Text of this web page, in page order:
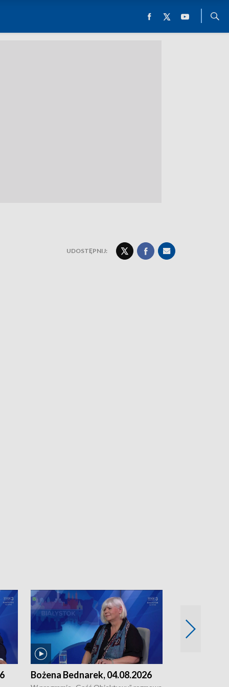
UDOSTĘPNIJ:
Bożena Bednarek, 04.08.2026